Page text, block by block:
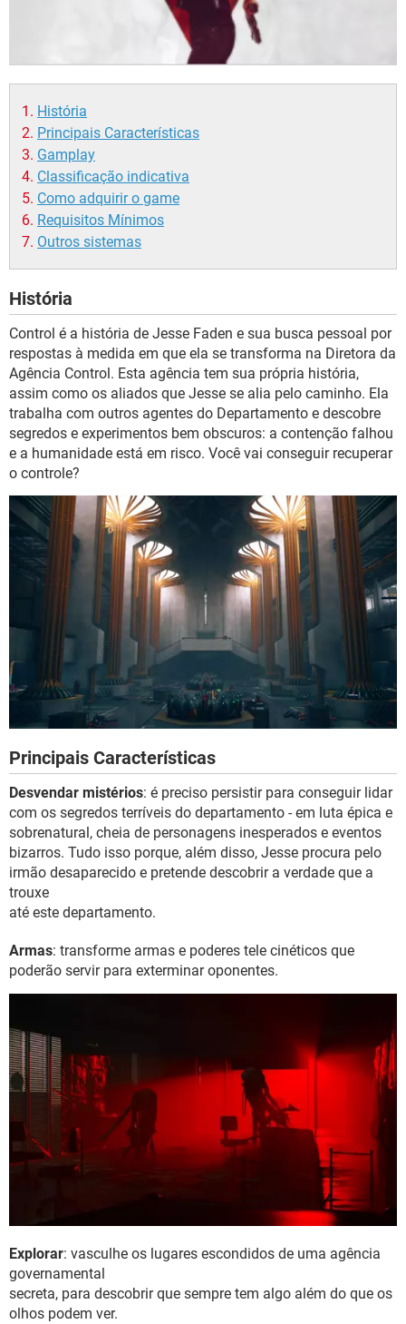
História
Principais Características
Gamplay
Classificação indicativa
Como adquirir o game
Requisitos Mínimos
Outros sistemas
História
Control é a história de Jesse Faden e sua busca pessoal por
respostas à medida em que ela se transforma na Diretora da
Agência Control. Esta agência tem sua própria história,
assim como os aliados que Jesse se alia pelo caminho. Ela
trabalha com outros agentes do Departamento e descobre
segredos e experimentos bem obscuros: a contenção falhou
e a humanidade está em risco. Você vai conseguir recuperar
o controle?
Principais Características
Desvendar mistérios: é preciso persistir para conseguir lidar
com os segredos terríveis do departamento - em luta épica e
sobrenatural, cheia de personagens inesperados e eventos
bizarros. Tudo isso porque, além disso, Jesse procura pelo
irmão desaparecido e pretende descobrir a verdade que a
trouxe
até este departamento.
Armas: transforme armas e poderes tele cinéticos que
poderão servir para exterminar oponentes.
Explorar: vasculhe os lugares escondidos de uma agência
governamental
secreta, para descobrir que sempre tem algo além do que os
olhos podem ver.